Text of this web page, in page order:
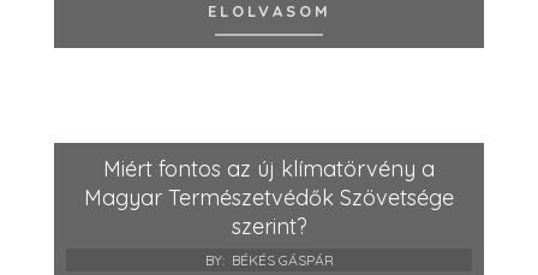
ELOLVASOM
Miért fontos az új klímatörvény a
Magyar Természetvédők Szövetsége
szerint?
BY: BÉKÉS GÁSPÁR